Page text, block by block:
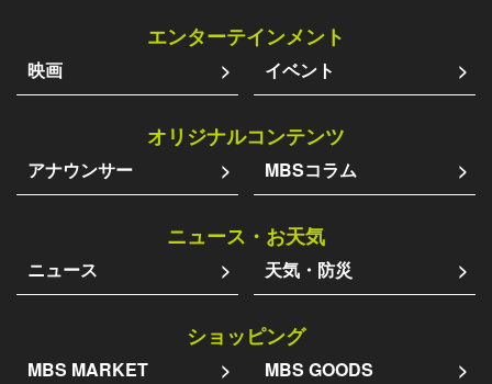
エンターテインメント
映画 イベント
オリジナルコンテンツ
アナウンサー MBSコラム
ニュース・お天気
ニュース 天気・防災
ショッピング
MBS MARKET MBS GOODS